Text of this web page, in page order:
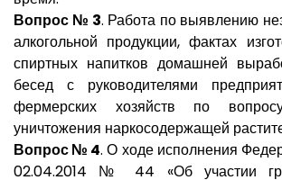
Вопрос № 3. Работа по выявлению
алкогольной продукции, фактах
спиртных напитков домашней
бесед с руководителями
фермерских хозяйств по
уничтожения наркосодержащей
Вопрос № 4. О ходе исполнения
02.04.2014 № 44 «Об участии